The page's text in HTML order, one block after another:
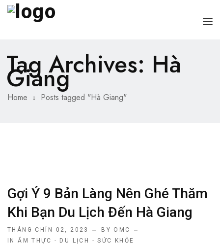
TRANG CHỦ
GIỚI THIỆU
CÁC DỊCH VỤ
Tag Archives: Hà
Giang
Home Posts tagged "Hà Giang"
Gợi Ý 9 Bản Làng Nên Ghé Thăm
Khi Bạn Du Lịch Đến Hà Giang
THÁNG CHÍN 02, 2023
BY OMC
INẨM THỰC - DU LỊCH - SỨC KHỎE